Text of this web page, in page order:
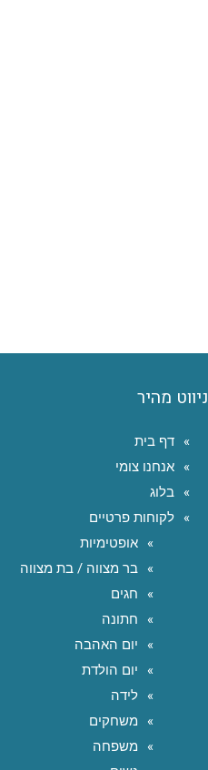
ניווט מהיר
דף בית
אנחנו צומי
בלוג
לקוחות פרטיים
אופטימיות
בר מצווה / בת מצווה
חגים
חתונה
יום האהבה
יום הולדת
לידה
משחקים
משפחה